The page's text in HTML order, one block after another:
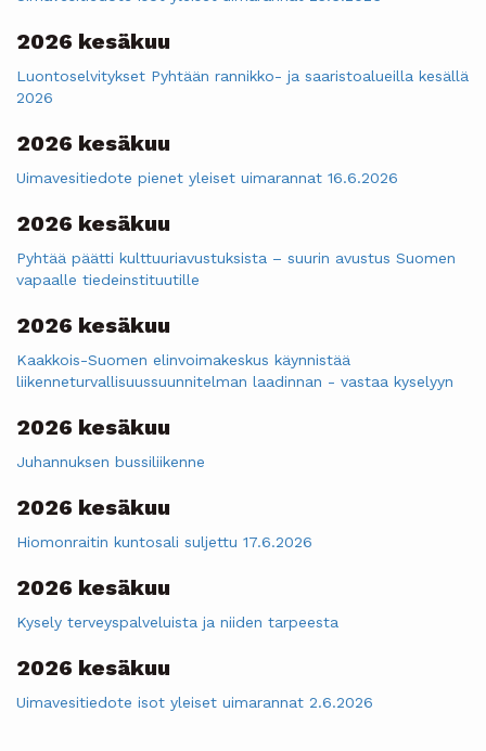
2026 kesäkuu
Luontoselvitykset Pyhtään rannikko- ja saaristoalueilla kesällä
2026
2026 kesäkuu
Uimavesitiedote pienet yleiset uimarannat 16.6.2026
2026 kesäkuu
Pyhtää päätti kulttuuriavustuksista – suurin avustus Suomen
vapaalle tiedeinstituutille
2026 kesäkuu
Kaakkois-Suomen elinvoimakeskus käynnistää
liikenneturvallisuussuunnitelman laadinnan - vastaa kyselyyn
2026 kesäkuu
Juhannuksen bussiliikenne
2026 kesäkuu
Hiomonraitin kuntosali suljettu 17.6.2026
2026 kesäkuu
Kysely terveyspalveluista ja niiden tarpeesta
2026 kesäkuu
Uimavesitiedote isot yleiset uimarannat 2.6.2026